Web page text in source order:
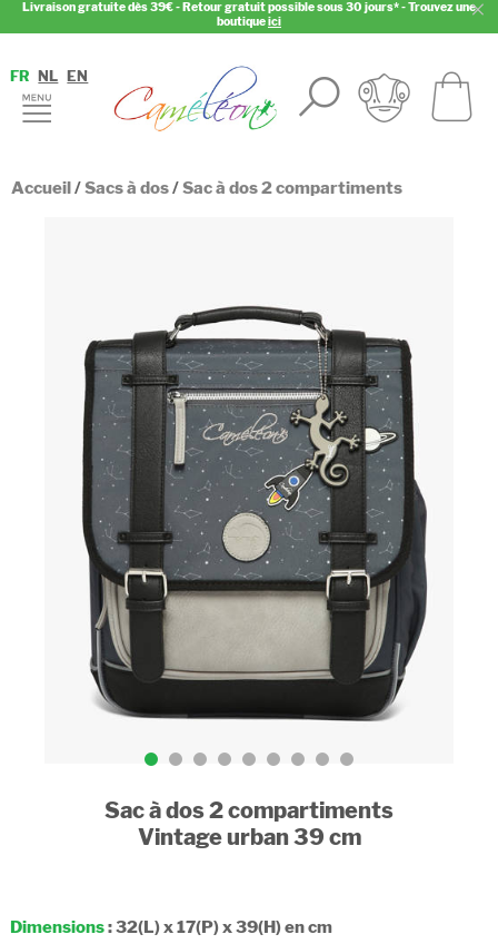
Livraison gratuite dès 39€ - Retour gratuit possible sous 30 jours* - Trouvez une
boutiqueici
FR NL EN
Accueil/Sacs à dos/Sac à dos 2 compartiments
Sac à dos 2 compartiments
Vintage urban 39 cm
Dimensions: 32(L) x 17(P) x 39(H) en cm